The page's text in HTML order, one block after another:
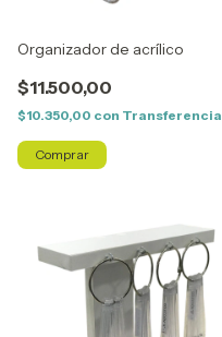
Organizador de acrílico
$11.500,00
$10.350,00 con Transferencia